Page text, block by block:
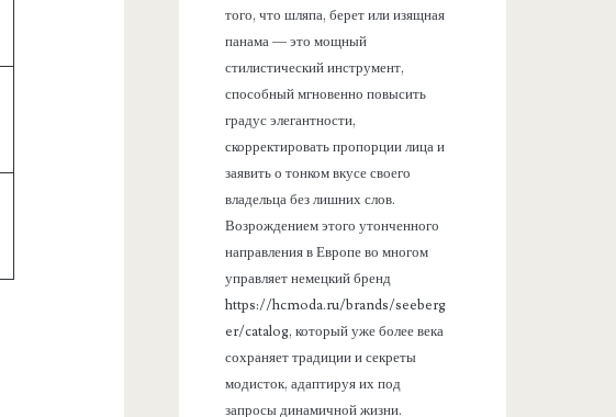
того, что шляпа, берет или изящная
панама — это мощный
стилистический инструмент,
способный мгновенно повысить
градус элегантности,
скорректировать пропорции лица и
заявить о тонком вкусе своего
владельца без лишних слов.
Возрождением этого утонченного
направления в Европе во многом
управляет немецкий бренд
https://hcmoda.ru/brands/seeberg
er/catalog, который уже более века
сохраняет традиции и секреты
модисток, адаптируя их под
запросы динамичной жизни.